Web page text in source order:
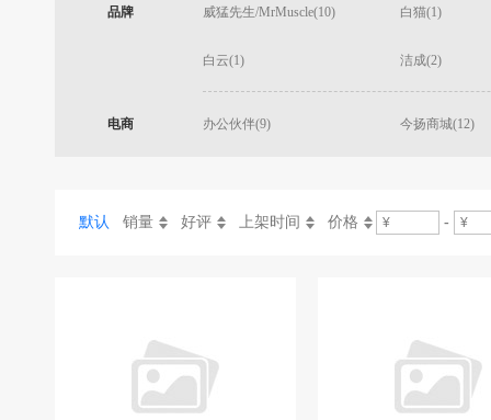
品牌 威猛先生/MrMuscle(10) 白猫(1)
白云(1) 洁成(2)
电商 办公伙伴(9) 今扬商城(12)
默认 销量 好评 上架时间 价格 -